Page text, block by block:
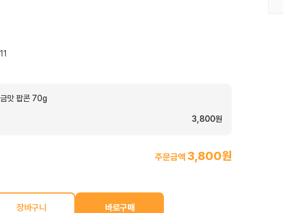
맛 팝콘 70g
3,800원
주문금액 3,800원